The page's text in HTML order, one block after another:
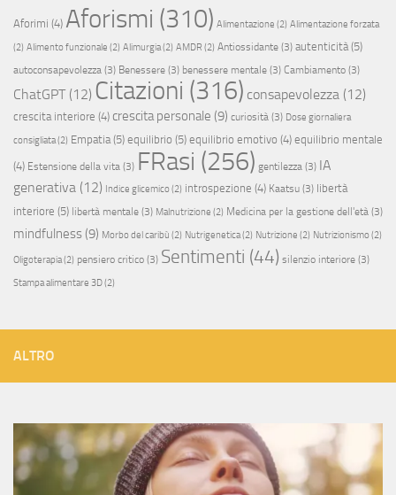
Aforimi (4) Aforismi (310) Alimentazione (2) Alimentazione forzata
(2) Alimento funzionale (2) Alimurgia(2) AMDR (2) Antiossidante (3) autenticità (5)
autoconsapevolezza (3) Benessere (3) benessere mentale (3) Cambiamento (3)
ChatGPT(12) Citazioni (316) consapevolezza (12)
crescita interiore (4) crescita personale (9) curiosità (3) Dose giornaliera
consigliata(2) Empatia (5) equilibrio (5) equilibrio emotivo (4) equilibrio mentale
(4) Estensione della vita (3) FRasi (256) gentilezza (3) IA
generativa (12) Indice glicemico (2) introspezione (4) Kaatsu (3) libertà
interiore (5) libertà mentale (3) Malnutrizione (2) Medicina per la gestione dell'età (3)
mindfulness (9) Morbo del caribù (2) Nutrigenetica(2) Nutrizione (2) Nutrizionismo (2)
Oligoterapia(2) pensiero critico (3) Sentimenti (44) silenzio interiore (3)
Stampa alimentare 3D(2)
ALTRO